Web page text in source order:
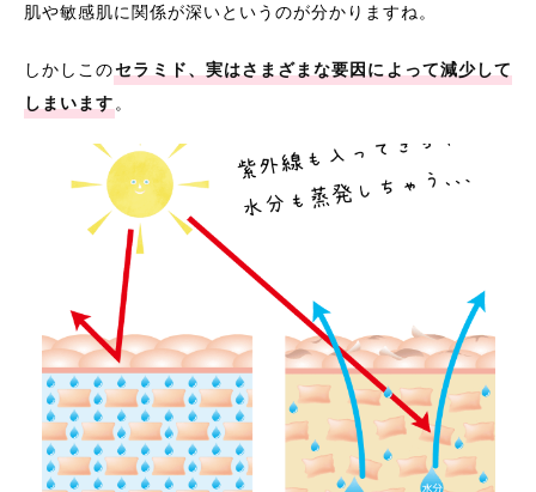
肌や敏感肌に関係が深いというのが分かりますね。
しかしこのセラミド、実はさまざまな要因によって減少して
しまいます。